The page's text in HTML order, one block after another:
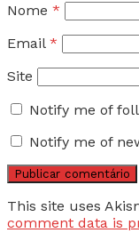
Nome *
Email *
Site
Notify me of
Notify me of
This site uses
comment data is